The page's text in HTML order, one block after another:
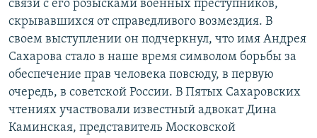
связи с его розысками военных преступников,
скрывавшихся от справедливого возмездия. В
своем выступлении он подчеркнул, что имя Андрея
Сахарова стало в наше время символом борьбы за
обеспечение прав человека повсюду, в первую
очередь, в советской России. В Пятых Сахаровских
чтениях участвовали известный адвокат Дина
Каминская, представитель Московской